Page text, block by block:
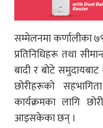
सम्मेलनमा कर्णालीका
प्रतिनिधिहरू तथा
बादी र बोटे
छोरीहरूको
कार्यक्रमका लागि
आइसकेका छन् ।